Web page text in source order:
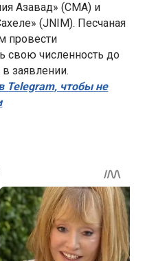
Азавад» (CMA) и
(JNIM). Песчаная
провести
свою численность до
заявлении.
Telegram, чтобы не